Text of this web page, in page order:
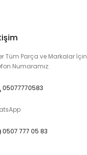
Tüm Parça ve Markalar İçin
Numaramız:
05077770583
0507 777 05 83